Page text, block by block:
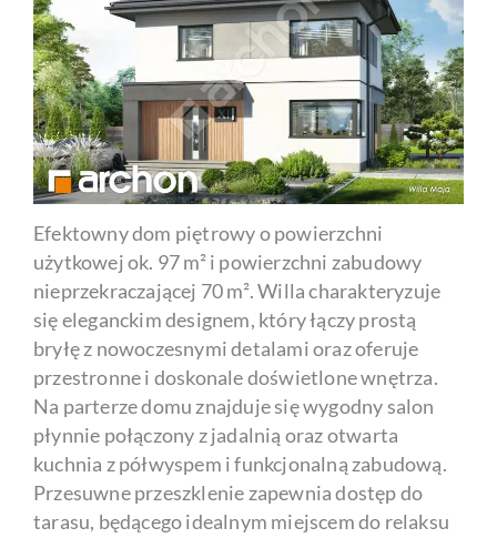
Efektowny dom piętrowy o powierzchni
użytkowej ok. 97 m² i powierzchni zabudowy
nieprzekraczającej 70 m². Willa charakteryzuje
się eleganckim designem, który łączy prostą
bryłę z nowoczesnymi detalami oraz oferuje
przestronne i doskonale doświetlone wnętrza.
Na parterze domu znajduje się wygodny salon
płynnie połączony z jadalnią oraz otwarta
kuchnia z półwyspem i funkcjonalną zabudową.
Przesuwne przeszklenie zapewnia dostęp do
tarasu, będącego idealnym miejscem do relaksu